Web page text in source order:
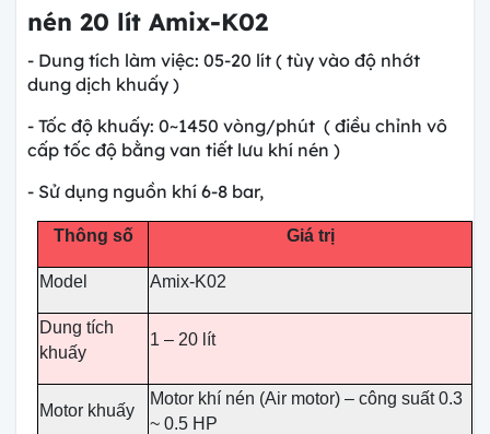
nén 20 lít Amix-K02
- Dung tích làm việc: 05-20 lít ( tùy vào độ nhớt
dung dịch khuấy )
- Tốc độ khuấy: 0~1450 vòng/phút ( điều chỉnh vô
cấp tốc độ bằng van tiết lưu khí nén )
- Sử dụng nguồn khí 6-8 bar,
Thông số Giá trị
Model Amix-K02
Dung tích
khuấy
1 – 20 lít
Motor khuấy
Motor khí nén (Air motor) – công suất 0.3
~ 0.5 HP